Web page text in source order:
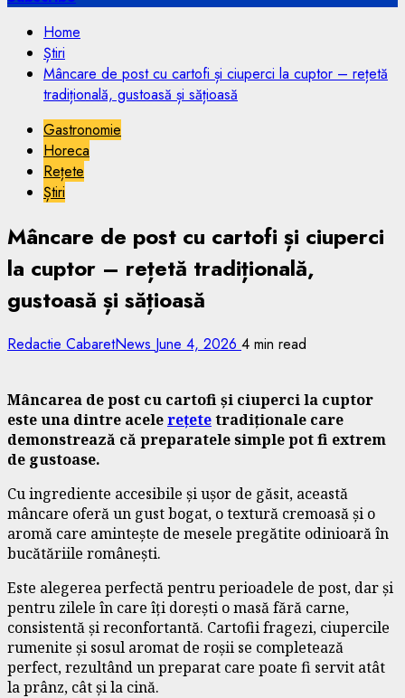
Home
Știri
Mâncare de post cu cartofi și ciuperci la cuptor – rețetă
tradițională, gustoasă și sățioasă
Gastronomie
Horeca
Rețete
Știri
Mâncare de post cu cartofi și ciuperci
la cuptor – rețetă tradițională,
gustoasă și sățioasă
Redactie CabaretNews June 4, 2026 4 min read
Mâncarea de post cu cartofi și ciuperci la cuptor
este una dintre acelerețetetradiționale care
demonstrează că preparatele simple pot fi extrem
de gustoase.
Cu ingrediente accesibile și ușor de găsit, această
mâncare oferă un gust bogat, o textură cremoasă și o
aromă care amintește de mesele pregătite odinioară în
bucătăriile românești.
Este alegerea perfectă pentru perioadele de post, dar și
pentru zilele în care îți dorești o masă fără carne,
consistentă și reconfortantă. Cartofii fragezi, ciupercile
rumenite și sosul aromat de roșii se completează
perfect, rezultând un preparat care poate fi servit atât
la prânz, cât și la cină.